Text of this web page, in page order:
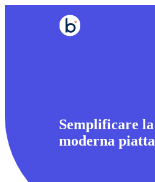
Semplificare
moderna